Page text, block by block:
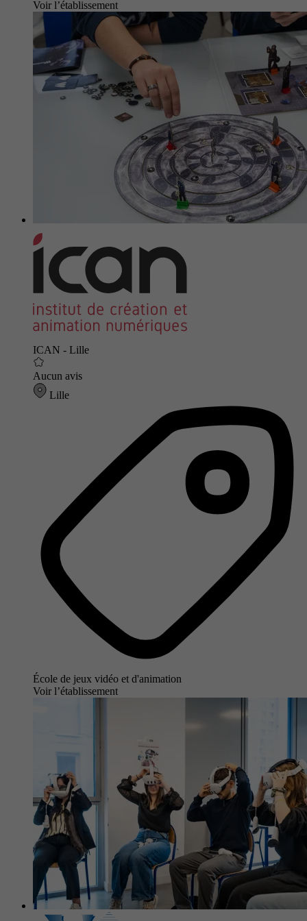
Voir l’établissement
ICAN - Lille
Aucun avis
Lille
École de jeux vidéo et d'animation
Voir l’établissement